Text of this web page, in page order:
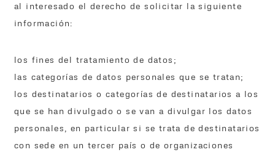
al interesado el derecho de solicitar la siguiente
información:
los fines del tratamiento de datos;
las categorías de datos personales que se tratan;
los destinatarios o categorías de destinatarios a los
que se han divulgado o se van a divulgar los datos
personales, en particular si se trata de destinatarios
con sede en un tercer país o de organizaciones